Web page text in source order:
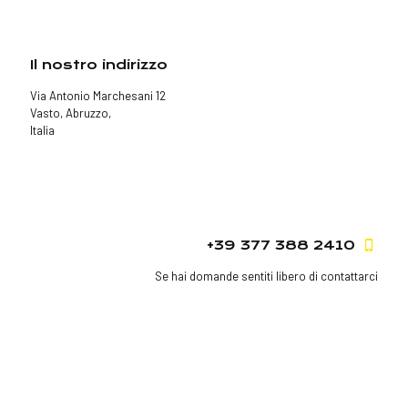
Il nostro indirizzo
Via Antonio Marchesani 12
Vasto, Abruzzo,
Italia
+39 377 388 2410
Se hai domande sentiti libero di contattarci